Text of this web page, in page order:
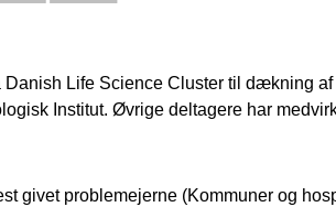
Danish Life Science Cluster til dækning
Institut. Øvrige deltagere har
givet problemejerne (Kommuner og